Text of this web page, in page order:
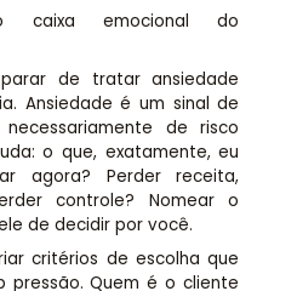
caixa emocional do
de tratar ansiedade
Ansiedade é um sinal de
de risco
o que, exatamente, eu
agora? Perder receita,
controle? Nomear o
de decidir por você.
critérios de escolha que
pressão. Quem é o cliente